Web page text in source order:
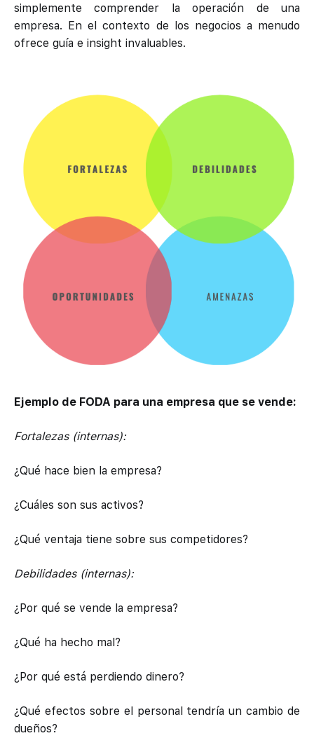
simplemente comprender la operación de una
empresa. En el contexto de los negocios a menudo
ofrece guía e insight invaluables.
Ejemplo de FODA para una empresa que se vende:
Fortalezas (internas):
¿Qué hace bien la empresa?
¿Cuáles son sus activos?
¿Qué ventaja tiene sobre sus competidores?
Debilidades (internas):
¿Por qué se vende la empresa?
¿Qué ha hecho mal?
¿Por qué está perdiendo dinero?
¿Qué efectos sobre el personal tendría un cambio de
dueños?